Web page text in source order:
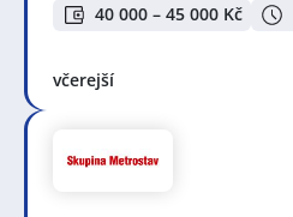
40 000 – 45 000 Kč
včerejší